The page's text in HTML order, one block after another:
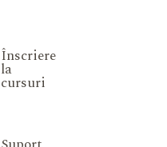
Înscriere
la
cursuri